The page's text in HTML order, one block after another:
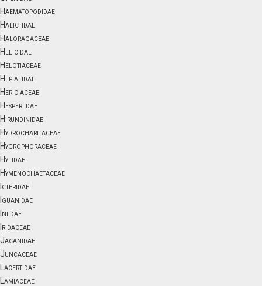
Haematopodidae
Halictidae
Haloragaceae
Helicidae
Helotiaceae
Hepialidae
Hericiaceae
Hesperiidae
Hirundinidae
Hydrocharitaceae
Hygrophoraceae
Hylidae
Hymenochaetaceae
Icteridae
Iguanidae
Iniidae
Iridaceae
Jacanidae
Juncaceae
Lacertidae
Lamiaceae